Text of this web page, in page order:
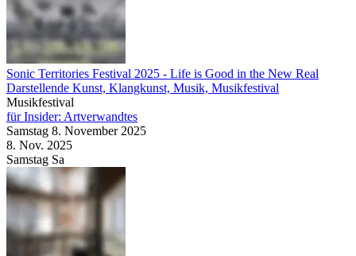
Sonic Territories Festival 2025 - Life is Good in the New Real
Darstellende Kunst, Klangkunst, Musik, Musikfestival
Musikfestival
für Insider: Artverwandtes
Samstag 8. November 2025
8. Nov. 2025
Samstag Sa